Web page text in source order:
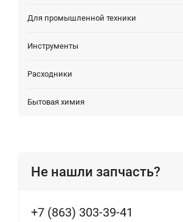
Для промышленной техники
Инструменты
Расходники
Бытовая химия
Не нашли запчасть?
+7 (863) 303-39-41